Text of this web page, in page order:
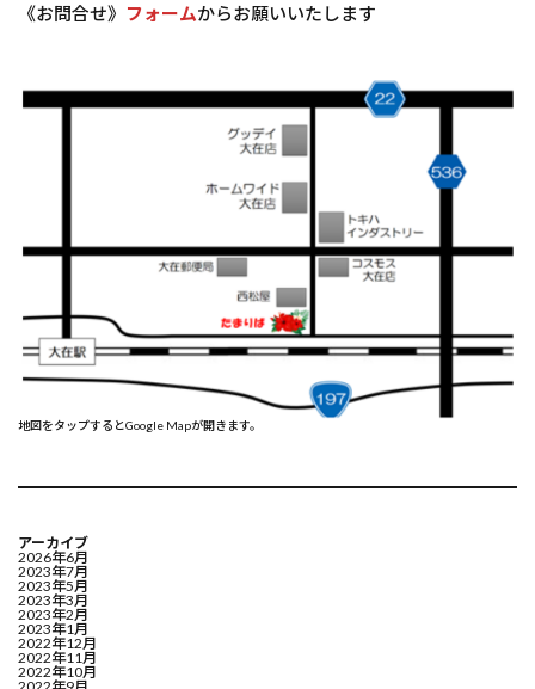
《お問合せ》 フォームからお願いいたします
地図をタップするとGoogle Mapが開きます。
アーカイブ
2026年6月
2023年7月
2023年5月
2023年3月
2023年2月
2023年1月
2022年12月
2022年11月
2022年10月